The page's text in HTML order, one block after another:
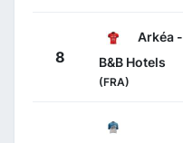
8
Arkéa -
B&B Hotels
(FRA)